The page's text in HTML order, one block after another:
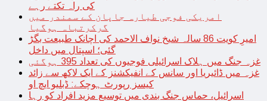
کی راہ تکتے رہے
امریکی فوجی طیارہ جاپان کے سمندر میں
گرکرتباہ ہوگیا
امیرِ کویت 86 سالہ شیخ نواف الاحمد کی اچانک طبیعت بگڑ
گئی؛ اسپتال میں داخل
غزہ جنگ میں ہلاک اسرائیلی فوجیوں کی تعداد 395 ہوگئی
غزہ میں ڈائیریا اور سانس کے انفیکشنز کے ایک لاکھ سے زائد
کیسز رپورٹ ہوچکے: ڈبلیو ایچ او
اسرائیل، حماس جنگ بندی میں توسیع مزید افراد کو رہا